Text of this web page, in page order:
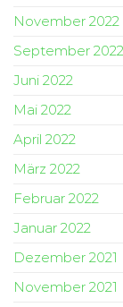
November 2022
September 2022
Juni 2022
Mai 2022
April 2022
März 2022
Februar 2022
Januar 2022
Dezember 2021
November 2021